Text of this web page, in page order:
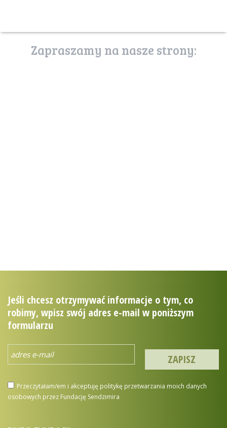
Zapraszamy na nasze strony:
Jeśli chcesz otrzymywać informacje o tym, co
robimy, wpisz swój adres e-mail w poniższym
formularzu
Przeczytałam/em i akceptuję politykę przetwarzania moich danych
osobowych przez Fundację Sendzimira